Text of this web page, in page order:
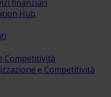
finanziari
Hub
Competitività
e Competitività